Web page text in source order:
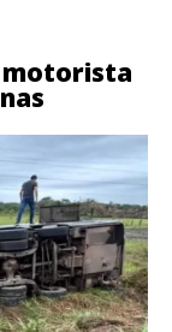
motorista